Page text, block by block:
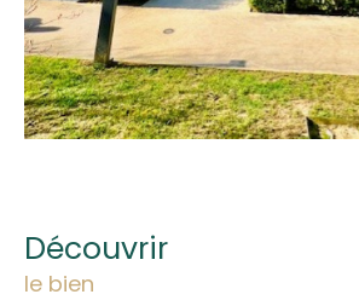
découvrir
le bien